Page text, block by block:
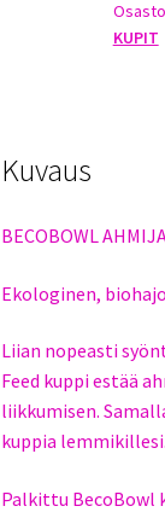
KUPIT
Kuvaus
BECOBOWL
Ekologinen,
Liian nopeasti
Feed kuppi estää
liikkumisen.
kuppia lemmikillesi.
Palkittu BecoBowl